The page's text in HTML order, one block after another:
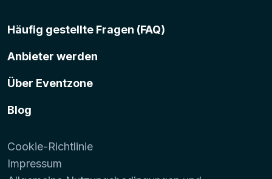
Häufig gestellte Fragen (FAQ)
Anbieter werden
Über Eventzone
Blog
Cookie-Richtlinie
Impressum